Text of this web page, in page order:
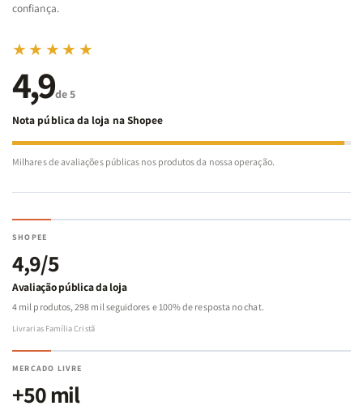
confiança.
★★★★★
4,9de 5
Nota pública da loja na Shopee
Milhares de avaliações públicas nos produtos da nossa operação.
SHOPEE
4,9/5
Avaliação pública da loja
4 mil produtos, 298 mil seguidores e 100% de resposta no chat.
Livrarias Família Cristã
MERCADO LIVRE
+50 mil